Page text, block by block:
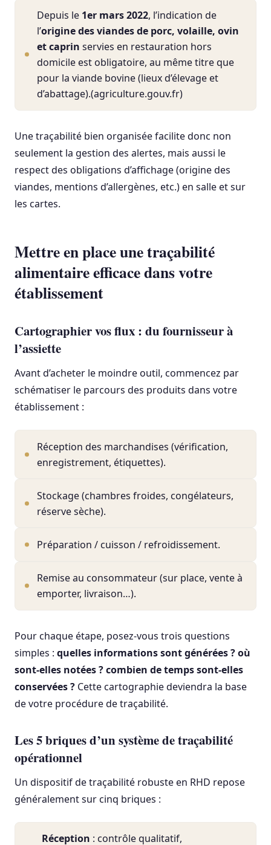
Depuis le 1er mars 2022, l’indication de
l’origine des viandes de porc, volaille, ovin
et caprin servies en restauration hors
domicile est obligatoire, au même titre que
pour la viande bovine (lieux d’élevage et
d’abattage).(agriculture.gouv.fr)
Une traçabilité bien organisée facilite donc non
seulement la gestion des alertes, mais aussi le
respect des obligations d’affichage (origine des
viandes, mentions d’allergènes, etc.) en salle et sur
les cartes.
Mettre en place une traçabilité
alimentaire efficace dans votre
établissement
Cartographier vos flux : du fournisseur à
l’assiette
Avant d’acheter le moindre outil, commencez par
schématiser le parcours des produits dans votre
établissement :
Réception des marchandises (vérification,
enregistrement, étiquettes).
Stockage (chambres froides, congélateurs,
réserve sèche).
Préparation / cuisson / refroidissement.
Remise au consommateur (sur place, vente à
emporter, livraison…).
Pour chaque étape, posez-vous trois questions
simples : quelles informations sont générées ? où
sont-elles notées ? combien de temps sont-elles
conservées ? Cette cartographie deviendra la base
de votre procédure de traçabilité.
Les 5 briques d’un système de traçabilité
opérationnel
Un dispositif de traçabilité robuste en RHD repose
généralement sur cinq briques :
Réception : contrôle qualitatif,